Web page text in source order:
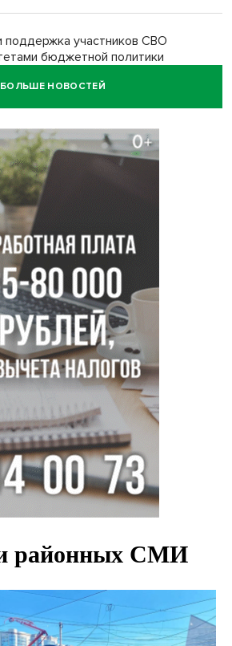
поддержка участников СВО
бюджетной политики
БОЛЬШЕ НОВОСТЕЙ